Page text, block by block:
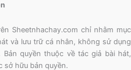
Sheetnhachay.com chỉ nhằm mục
và lưu trữ cá nhân, không sử dụng
quyền thuộc về tác giả bài hát,
sở hữu bản quyền.